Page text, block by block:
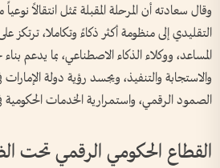
وقال سعادته أن المرحلة المقبلة تمثل انتقالاً
التقليدي إلى منظومة أكثر ذكاءً وتكاملا، ترتكز
المساعد، ووكلاء الذكاء الاصطناعي، بما يدعم
والاستجابة والتنفيذ، ويجسد رؤية دولة الإمارات
الصمود الرقمي، واستمرارية الخدمات
القطاع الحكومي الرقمي